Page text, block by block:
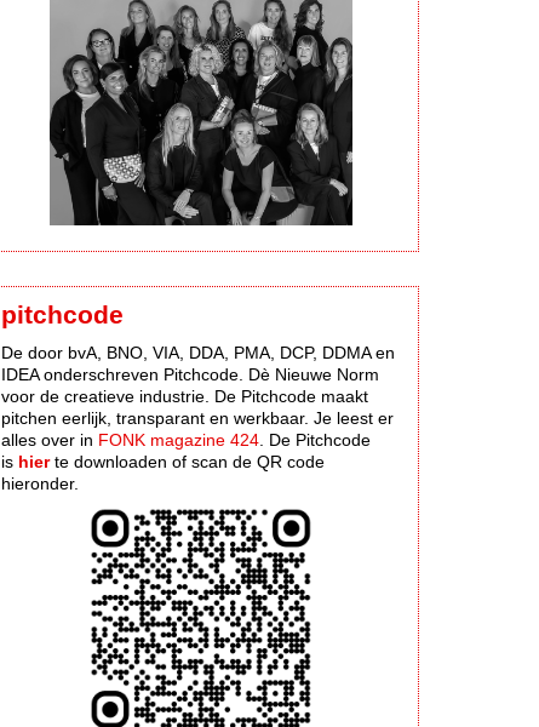
pitchcode
De door bvA, BNO, VIA, DDA, PMA, DCP, DDMA en
IDEA onderschreven Pitchcode. Dè Nieuwe Norm
voor de creatieve industrie. De Pitchcode maakt
pitchen eerlijk, transparant en werkbaar. Je leest er
alles over in FONK magazine 424 . De Pitchcode
is hierte downloaden of scan de QR code
hieronder.